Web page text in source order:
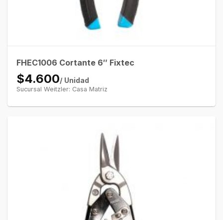
FHEC1006 Cortante 6″ Fixtec
$4.600/ Unidad
Sucursal Weitzler: Casa Matriz